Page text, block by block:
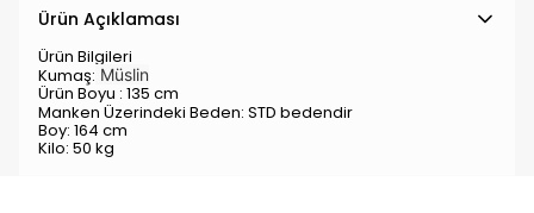
Ürün Açıklaması
Ürün Bilgileri
Kumaş: Müslin
Ürün Boyu : 135 cm
Manken Üzerindeki Beden: STD bedendir
Boy: 164 cm
Kilo: 50 kg